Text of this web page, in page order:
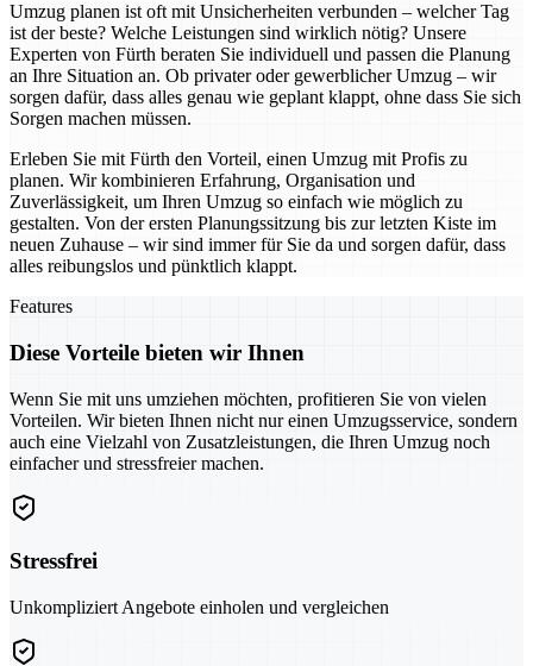
Umzug planen ist oft mit Unsicherheiten verbunden – welcher Tag
ist der beste? Welche Leistungen sind wirklich nötig? Unsere
Experten von Fürth beraten Sie individuell und passen die Planung
an Ihre Situation an. Ob privater oder gewerblicher Umzug – wir
sorgen dafür, dass alles genau wie geplant klappt, ohne dass Sie sich
Sorgen machen müssen.
Erleben Sie mit Fürth den Vorteil, einen Umzug mit Profis zu
planen. Wir kombinieren Erfahrung, Organisation und
Zuverlässigkeit, um Ihren Umzug so einfach wie möglich zu
gestalten. Von der ersten Planungssitzung bis zur letzten Kiste im
neuen Zuhause – wir sind immer für Sie da und sorgen dafür, dass
alles reibungslos und pünktlich klappt.
Features
Diese Vorteile bieten wir Ihnen
Wenn Sie mit uns umziehen möchten, profitieren Sie von vielen
Vorteilen. Wir bieten Ihnen nicht nur einen Umzugsservice, sondern
auch eine Vielzahl von Zusatzleistungen, die Ihren Umzug noch
einfacher und stressfreier machen.
Stressfrei
Unkompliziert Angebote einholen und vergleichen